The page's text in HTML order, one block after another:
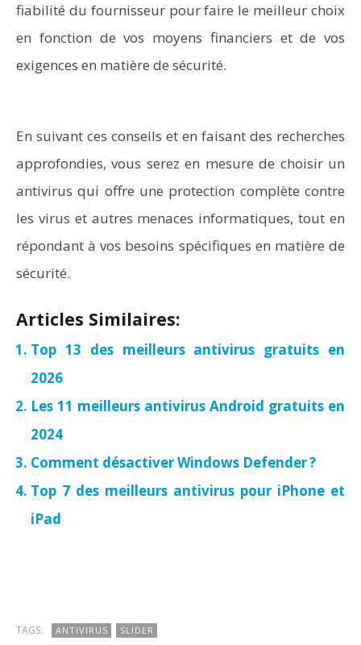
fiabilité du fournisseur pour faire le meilleur choix
en fonction de vos moyens financiers et de vos
exigences en matière de sécurité.
En suivant ces conseils et en faisant des recherches
approfondies, vous serez en mesure de choisir un
antivirus qui offre une protection complète contre
les virus et autres menaces informatiques, tout en
répondant à vos besoins spécifiques en matière de
sécurité.
Articles Similaires:
Top 13 des meilleurs antivirus gratuits en
2026
Les 11 meilleurs antivirus Android gratuits en
2024
Comment désactiver Windows Defender ?
Top 7 des meilleurs antivirus pour iPhone et
iPad
TAGS: ANTIVIRUS SLIDER